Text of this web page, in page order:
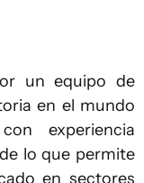
un equipo de
en el mundo
experiencia
lo que permite
en sectores